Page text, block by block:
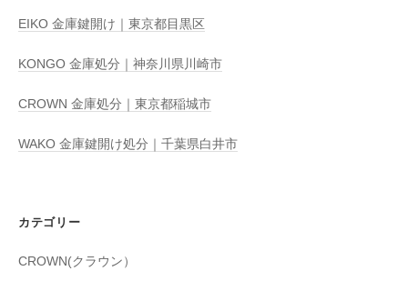
EIKO 金庫鍵開け｜東京都目黒区
KONGO 金庫処分｜神奈川県川崎市
CROWN 金庫処分｜東京都稲城市
WAKO 金庫鍵開け処分｜千葉県白井市
カテゴリー
CROWN(クラウン）